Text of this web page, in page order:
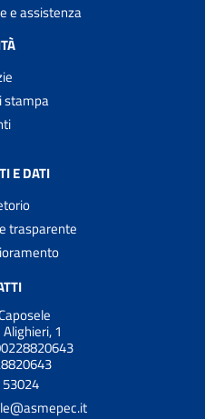
e assistenza
stampa
E DATI
trasparente
1